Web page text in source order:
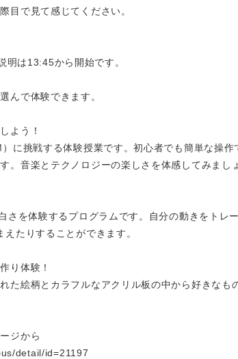
目で見て感じてください。
明は13:45から開始です。
んで体験できます。
よう！
に挑戦する体験授業です。初心者でも簡単な操
。音楽とテクノロジーの楽しさを体感してみまし
さを体験するプログラムです。自分の動きをトレ
たりすることができます。
り体験！
た絵柄とカラフルなアクリル板の中から好きなも
ジから
detail/id=21197